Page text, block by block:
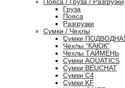
Пояса / Груза / Разгрузки
Груза
Пояса
Разгрузки
Сумки / Чехлы
Сумки
Чехлы "КАЮК"
Чехлы ТАЙМЕНЬ
Сумки AQUATICS
Сумки BEUCHAT
Сумки С4
Сумки KF